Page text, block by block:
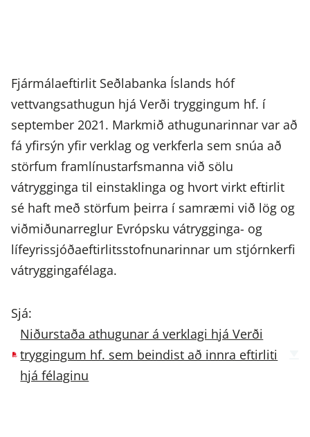
Fjármálaeftirlit Seðlabanka Íslands hóf
vettvangsathugun hjá Verði tryggingum hf. í
september 2021. Markmið athugunarinnar var að
fá yfirsýn yfir verklag og verkferla sem snúa að
störfum framlínustarfsmanna við sölu
vátrygginga til einstaklinga og hvort virkt eftirlit
sé haft með störfum þeirra í samræmi við lög og
viðmiðunarreglur Evrópsku vátrygginga- og
lífeyrissjóðaeftirlitsstofnunarinnar um stjórnkerfi
vátryggingafélaga.
Sjá:
Niðurstaða athugunar á verklagi hjá Verði
tryggingum hf. sem beindist að innra eftirliti
hjá félaginu